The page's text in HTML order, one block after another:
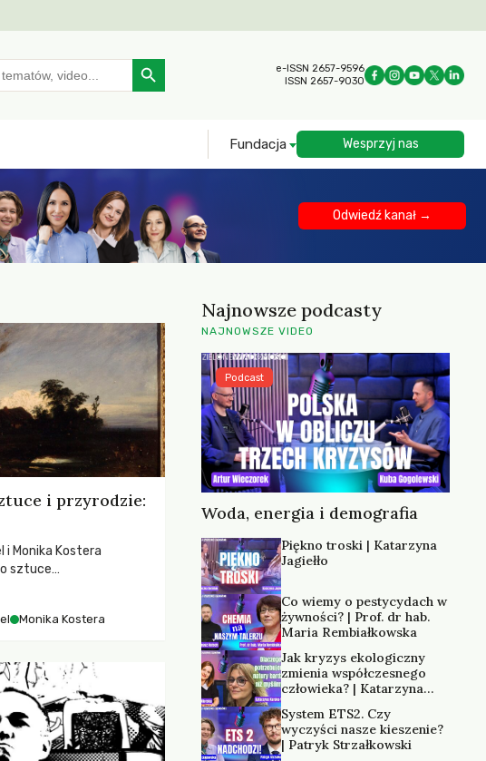
Search Button
e-ISSN 2657-9596
ISSN 2657-9030
Fundacja Wesprzyj nas
Odwiedź kanał →
i przyrodzie:
i Monika Kostera
sztuce
przestrzeni oraz
Monika Kostera
Najnowsze podcasty
NAJNOWSZE VIDEO
Woda, energia i demografia
Podcast
Piękno troski | Katarzyna
Jagiełło
Co wiemy o pestycydach w
żywności? | Prof. dr hab.
Maria Rembiałkowska
Jak kryzys ekologiczny
zmienia współczesnego
człowieka? | Katarzyna
System ETS2. Czy
wyczyści nasze kieszenie?
| Patryk Strzałkowski